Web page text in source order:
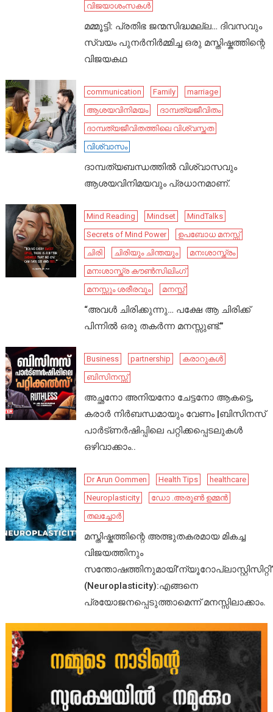
വിജയാശംസകൾ
മമ്മൂട്ടി: പ്രതിഭ ജന്മസിദ്ധമല്ല… ദിവസവും
സ്വയം പുനർനിർമ്മിച്ച ഒരു മസ്തിഷ്കത്തിന്റെ
വിജയകഥ
communication Family
marriage
ആശയവിനിമയം
ദാമ്പത്യജീവിതം
ദാമ്പത്യജീവിതത്തിലെ വിശ്വസ്തത
വിശ്വാസം
ദാമ്പത്യബന്ധത്തിൽ വിശ്വാസവും
ആശയവിനിമയവും പ്രധാനമാണ്.
Mind Reading Mindset
MindTalks
Secrets of Mind Power
ഉപബോധ മനസ്സ്
ചിരി
ചിരിയും ചിന്തയും
മനഃശാസ്ത്രം
മനഃശാസ്ത്ര കൗൺസിലിംഗ്
മനസ്സും ശരീരവും
മനസ്സ്
“അവൾ ചിരിക്കുന്നു… പക്ഷേ ആ ചിരിക്ക്
പിന്നിൽ ഒരു തകർന്ന മനസ്സുണ്ട്.”
Business partnership
കരാറുകൾ
ബിസിനസ്സ്
അച്ഛനോ അനിയനോ ചേട്ടനോ ആകട്ടെ,
കരാർ നിർബന്ധമായും വേണം |ബിസിനസ്
പാർട്ണർഷിപ്പിലെ പറ്റിക്കപ്പെടലുകൾ
ഒഴിവാക്കാം..
Dr Arun Oommen Health Tips
healthcare
Neuroplasticity
ഡോ .അരുൺ ഉമ്മൻ
തലച്ചോർ
മസ്തിഷ്കത്തിന്റെ അത്ഭുതകരമായ മികച്ച
വിജയത്തിനും
സന്തോഷത്തിനുമായി’ന്യൂറോപ്ലാസ്റ്റിസിറ്റി’
(Neuroplasticity):എങ്ങനെ
പ്രയോജനപ്പെടുത്താമെന്ന് മനസ്സിലാക്കാം.